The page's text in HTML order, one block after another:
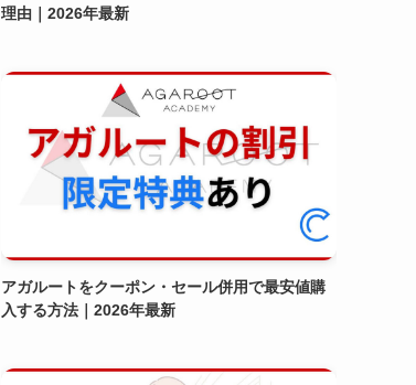
理由｜2026年最新
アガルートをクーポン・セール併用で最安値購
入する方法｜2026年最新